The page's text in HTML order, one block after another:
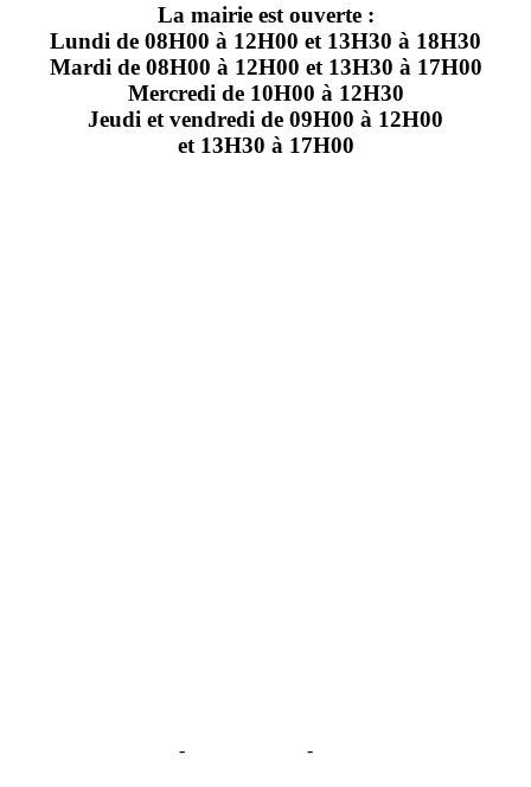
La mairie est ouverte :
Lundi de 08H00 à 12H00 et 13H30 à 18H30
Mardi de 08H00 à 12H00 et 13H30 à 17H00
Mercredi de 10H00 à 12H30
Jeudi et vendredi de 09H00 à 12H00
et 13H30 à 17H00
- -